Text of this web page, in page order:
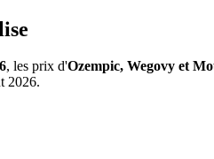
, les prix d'Ozempic, Wegovy et
2026.